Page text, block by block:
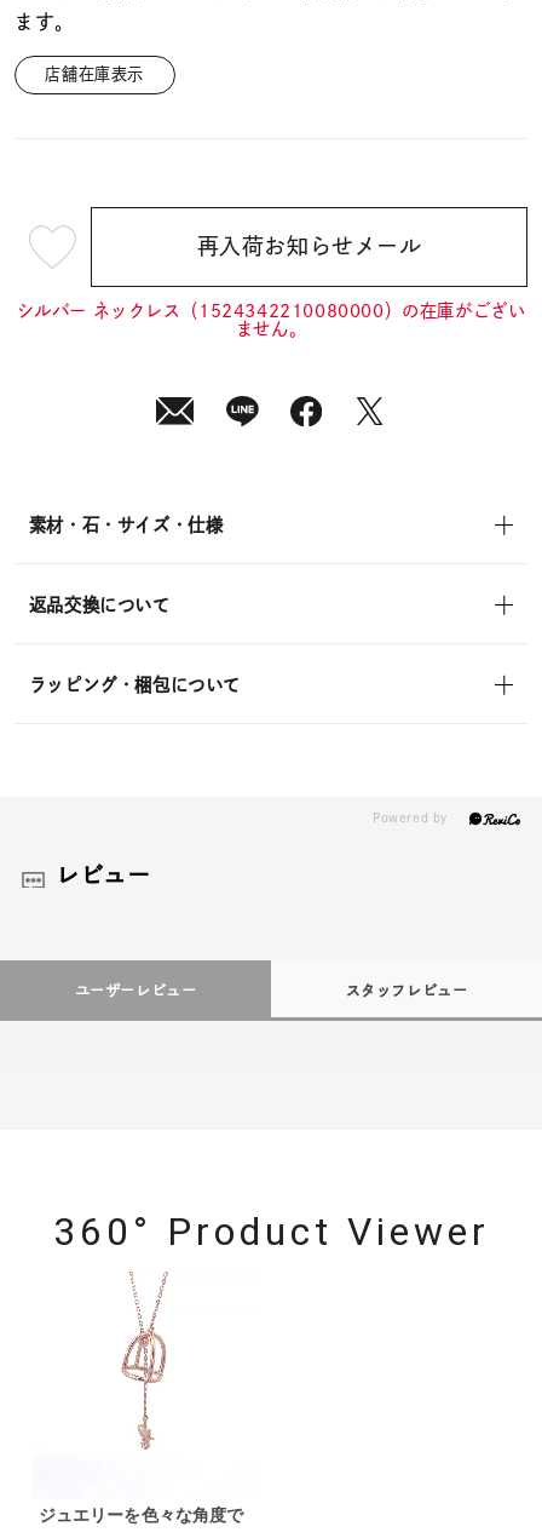
ます。
店舗在庫表示
¥22,000 (tax
in)
再入荷お知らせメール
シルバー ネックレス（1524342210080000）の在庫がござい
ません。
素材・石・サイズ・仕様
返品交換について
ラッピング・梱包について
レビュー
ユーザーレビュー スタッフレビュー
360° Product Viewer
ジュエリーを色々な角度で